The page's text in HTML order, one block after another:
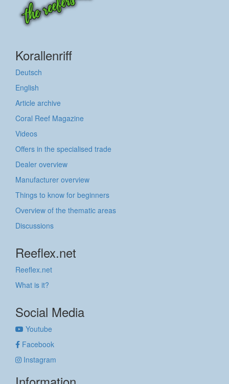
Korallenriff
Deutsch
English
Article archive
Coral Reef Magazine
Videos
Offers in the specialised trade
Dealer overview
Manufacturer overview
Things to know for beginners
Overview of the thematic areas
Discussions
Reeflex.net
Reeflex.net
What is it?
Social Media
Youtube
Facebook
Instagram